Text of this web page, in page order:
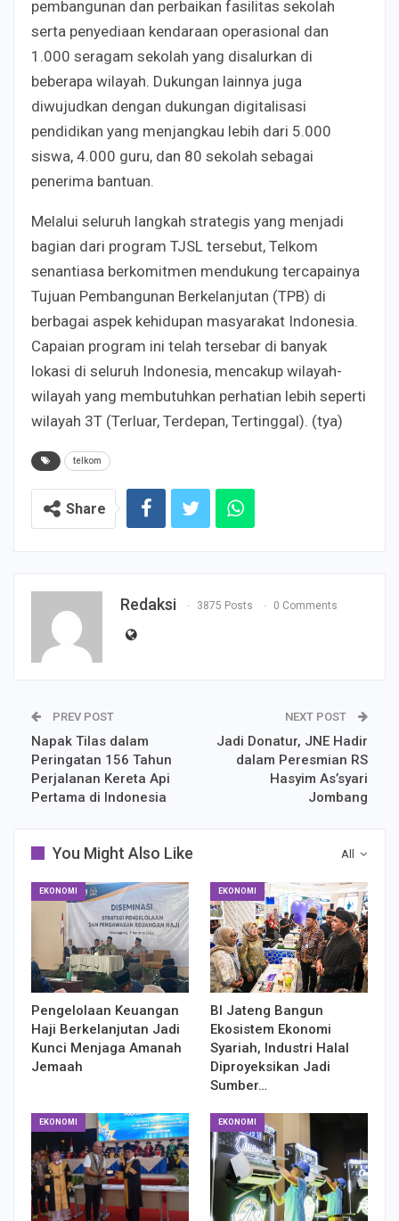
pembangunan dan perbaikan fasilitas sekolah
serta penyediaan kendaraan operasional dan
1.000 seragam sekolah yang disalurkan di
beberapa wilayah. Dukungan lainnya juga
diwujudkan dengan dukungan digitalisasi
pendidikan yang menjangkau lebih dari 5.000
siswa, 4.000 guru, dan 80 sekolah sebagai
penerima bantuan.
Melalui seluruh langkah strategis yang menjadi
bagian dari program TJSL tersebut, Telkom
senantiasa berkomitmen mendukung tercapainya
Tujuan Pembangunan Berkelanjutan (TPB) di
berbagai aspek kehidupan masyarakat Indonesia.
Capaian program ini telah tersebar di banyak
lokasi di seluruh Indonesia, mencakup wilayah-
wilayah yang membutuhkan perhatian lebih seperti
wilayah 3T (Terluar, Terdepan, Tertinggal). (tya)
telkom
Share
Redaksi 3875 Posts 0 Comments
PREV POST
Napak Tilas dalam
Peringatan 156 Tahun
Perjalanan Kereta Api
Pertama di Indonesia
NEXT POST
Jadi Donatur, JNE Hadir
dalam Peresmian RS
Hasyim As’syari
Jombang
All
You Might Also Like
EKONOMI
Pengelolaan Keuangan
Haji Berkelanjutan Jadi
Kunci Menjaga Amanah
Jemaah
EKONOMI
BI Jateng Bangun
Ekosistem Ekonomi
Syariah, Industri Halal
Diproyeksikan Jadi
Sumber…
EKONOMI EKONOMI